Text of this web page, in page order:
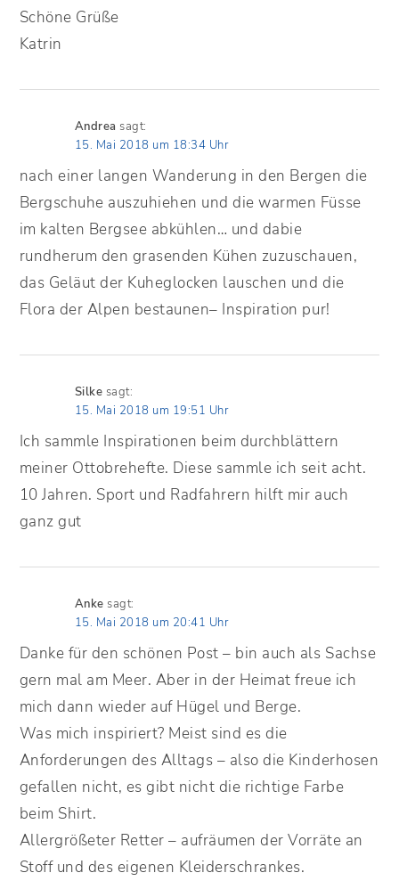
Schöne Grüße
Katrin
Andrea sagt:
15. Mai 2018 um 18:34 Uhr
nach einer langen Wanderung in den Bergen die
Bergschuhe auszuhiehen und die warmen Füsse
im kalten Bergsee abkühlen… und dabie
rundherum den grasenden Kühen zuzuschauen,
das Geläut der Kuheglocken lauschen und die
Flora der Alpen bestaunen– Inspiration pur!
Silke sagt:
15. Mai 2018 um 19:51 Uhr
Ich sammle Inspirationen beim durchblättern
meiner Ottobrehefte. Diese sammle ich seit acht.
10 Jahren. Sport und Radfahrern hilft mir auch
ganz gut
Anke sagt:
15. Mai 2018 um 20:41 Uhr
Danke für den schönen Post – bin auch als Sachse
gern mal am Meer. Aber in der Heimat freue ich
mich dann wieder auf Hügel und Berge.
Was mich inspiriert? Meist sind es die
Anforderungen des Alltags – also die Kinderhosen
gefallen nicht, es gibt nicht die richtige Farbe
beim Shirt.
Allergrößeter Retter – aufräumen der Vorräte an
Stoff und des eigenen Kleiderschrankes.